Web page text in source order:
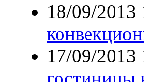
18/09/2013
17/09/2013
гостиницы